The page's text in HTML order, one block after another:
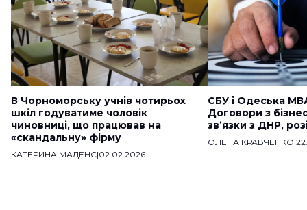
В Чорноморську учнів чотирьох
шкіл годуватиме чоловік
чиновниці, що працював на
«скандальну» фірму
КАТЕРИНА МАДЕНС|02.02.2026
СБУ і Одеська
Договори з
звʼязки з ДНР,
ОЛЕНА КРАВЧЕНКО|